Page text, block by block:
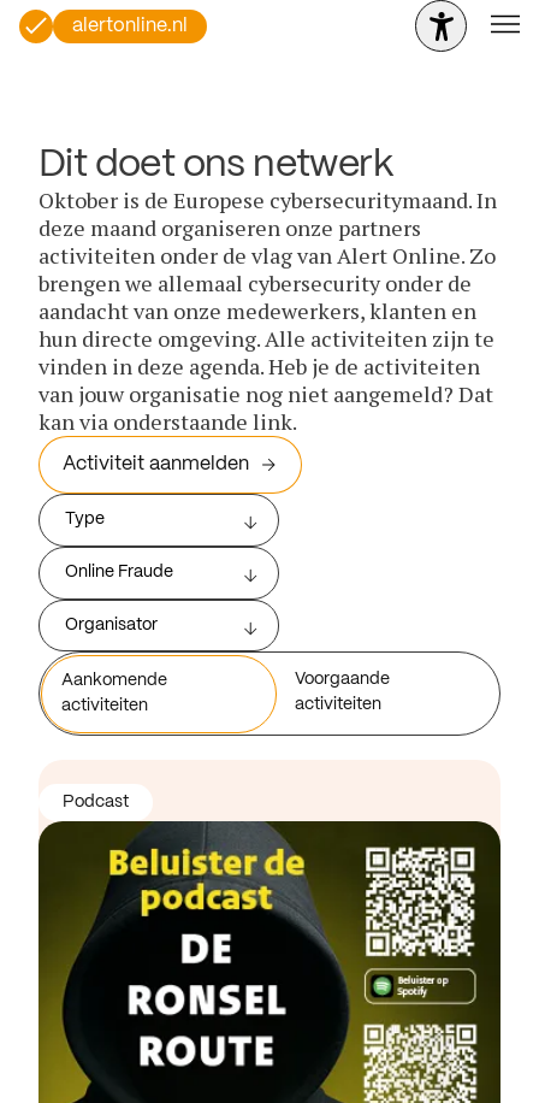
alertonline.nl
Dit doet ons netwerk
Oktober is de Europese cybersecuritymaand. In
deze maand organiseren onze partners
activiteiten onder de vlag van Alert Online. Zo
brengen we allemaal cybersecurity onder de
aandacht van onze medewerkers, klanten en
hun directe omgeving. Alle activiteiten zijn te
vinden in deze agenda. Heb je de activiteiten
van jouw organisatie nog niet aangemeld? Dat
kan via onderstaande link.
Activiteit aanmelden
Type
Online Fraude
Organisator
Aankomende
activiteiten
Voorgaande
activiteiten
Podcast